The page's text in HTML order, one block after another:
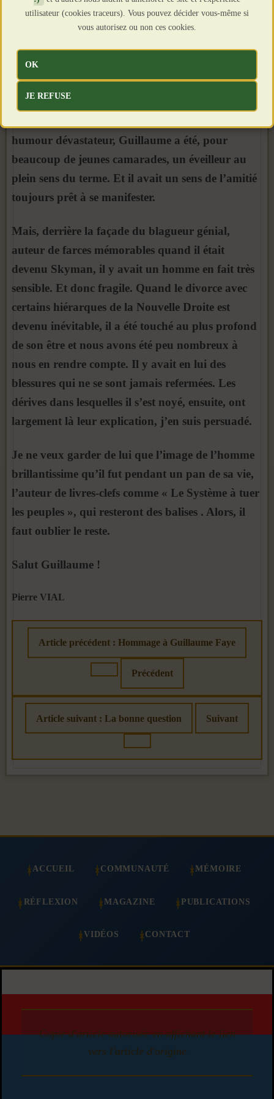
au moment où j’en fis autant, en 1986.
Guillaume avait donné toute la mesure de son
talent, qui était grand. Agitateur d’idées, créateur
de concepts originaux et dérangeants, animateur
humour dévastateur, Guillaume a été, pour
beaucoup de jeunes camarades, un éveilleur au
plein sens du terme. Et il avait un sens de l’amitié
toujours prêt à se manifester.
Mais, derrière la façade du blagueur génial,
auteur de farces mémorables quand il était
devenu Skyman, il y avait un homme en fait très
sensible. Et donc fragile. Quand le divorce avec
certains hiérarques de la Nouvelle Droite est
devenu inévitable, il a été touché au plus profond
de son être et nous avons été peu nombreux à
nous en rendre compte. Il y avait en lui des
blessures qui ne se sont jamais refermées. Les
dérives dans lesquelles il s’est noyé, ensuite, ont
largement là leur explication, j’en suis persuadé.
Je ne veux garder de lui que l’image de l’homme
brillantissime qu’il fut pendant un pan de sa vie,
l’auteur de livres-clefs comme « Le Système à tuer
les peuples », qui resteront des balises . Alors, il
faut oublier le reste.
Salut Guillaume !
Pierre VIAL
Article précédent : Hommage à Guillaume Faye
Précédent
Article suivant : La bonne question Suivant
ACCUEIL COMMUNAUTÉ MÉMOIRE
RÉFLEXION MAGAZINE PUBLICATIONS
VIDÉOS CONTACT
Copie d'article autorisée en affichant le lien
vers l'article d'origine
utilisateur (cookies traceurs). Vous pouvez décider vous-même si
vous autorisez ou non ces cookies.
OK
JE REFUSE